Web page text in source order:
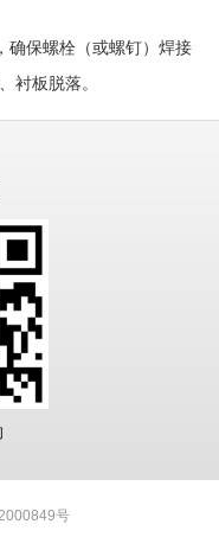
保螺栓（或螺钉）焊接
衬板脱落。
号